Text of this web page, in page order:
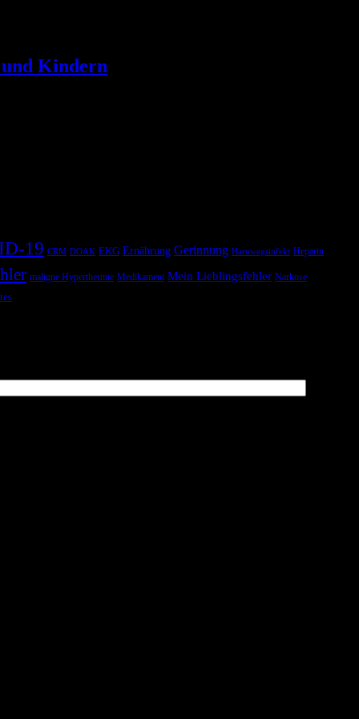
Kindern
19 CRM DOAK EKG Ernährung Gerinnung Harnwegsinfekt Heparin
maligne Hyperthermie Medikament Mein Lieblingsfehler Narkose